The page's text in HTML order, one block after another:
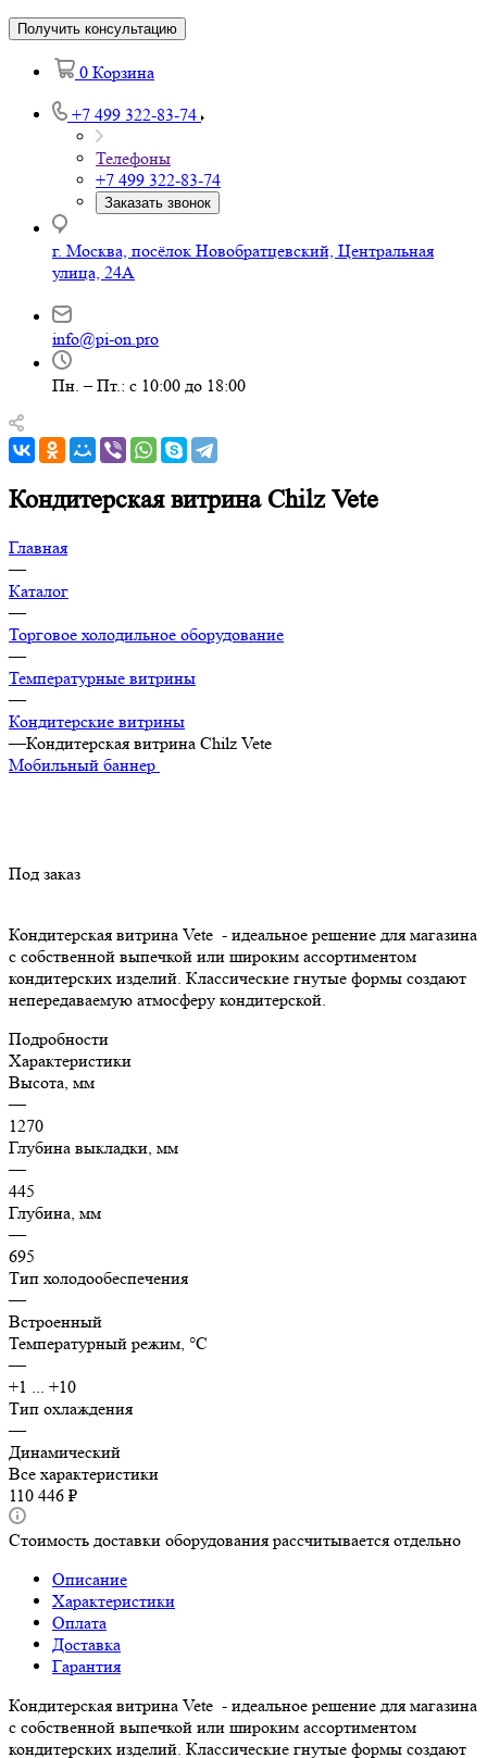
Получить консультацию
0 Корзина
+7 499 322-83-74
Телефоны
+7 499 322-83-74
Заказать звонок
г. Москва, посёлок Новобратцевский, Центральная
улица, 24А
info@pi-on.pro
Пн. – Пт.: с 10:00 до 18:00
Кондитерская витрина Chilz Vete
Главная
—
Каталог
—
Торговое холодильное оборудование
—
Температурные витрины
—
Кондитерские витрины
—Кондитерская витрина Chilz Vete
Мобильный баннер
Под заказ
Кондитерская витрина Vete - идеальное решение для магазина
с собственной выпечкой или широким ассортиментом
кондитерских изделий. Классические гнутые формы создают
непередаваемую атмосферу кондитерской.
Подробности
Характеристики
Высота, мм
—
1270
Глубина выкладки, мм
—
445
Глубина, мм
—
695
Тип холодообеспечения
—
Встроенный
Температурный режим, °C
—
+1 ... +10
Тип охлаждения
—
Динамический
Все характеристики
110 446 ₽
Стоимость доставки оборудования рассчитывается отдельно
Описание
Характеристики
Оплата
Доставка
Гарантия
Кондитерская витрина Vete - идеальное решение для магазина
с собственной выпечкой или широким ассортиментом
кондитерских изделий. Классические гнутые формы создают